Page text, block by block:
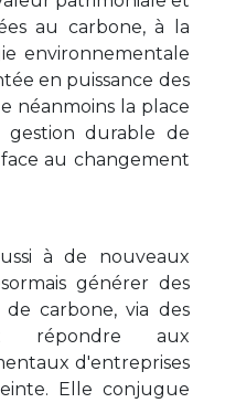
au carbone, à la
environnementale
en puissance des
néanmoins la place
durable de
au changement
à de nouveaux
générer des
carbone, via des
répondre aux
d'entreprises
Elle conjugue